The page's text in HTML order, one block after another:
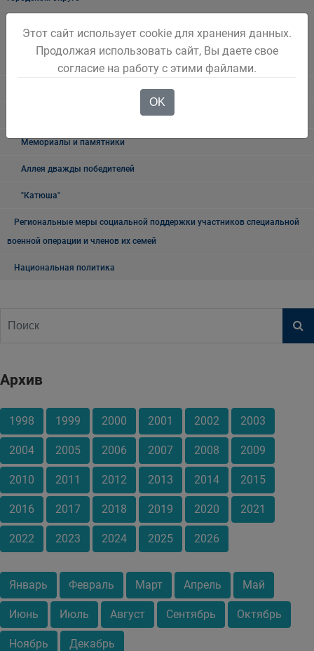
Мемориалы и памятники
Аллея дважды победителей
"Катюша"
Региональные меры социальной поддержки участников специальной
военной операции и членов их семей
Национальная политика
Архив
1998 1999 2000 2001 2002 2003
2004 2005 2006 2007 2008 2009
2010 2011 2012 2013 2014 2015
2016 2017 2018 2019 2020 2021
2022 2023 2024 2025 2026
Январь Февраль Март Апрель Май
Июнь Июль Август Сентябрь Октябрь
Ноябрь Декабрь
Этот сайт использует cookie для хранения данных.
Продолжая использовать сайт, Вы даете свое
согласие на работу с этими файлами.
OK